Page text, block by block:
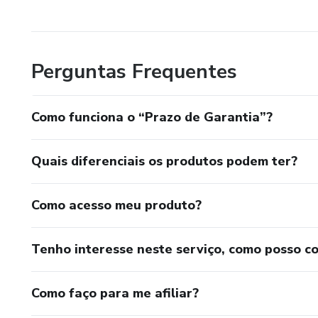
Perguntas Frequentes
Como funciona o “Prazo de Garantia”?
Quais diferenciais os produtos podem ter?
Como acesso meu produto?
Tenho interesse neste serviço, como posso
Como faço para me afiliar?